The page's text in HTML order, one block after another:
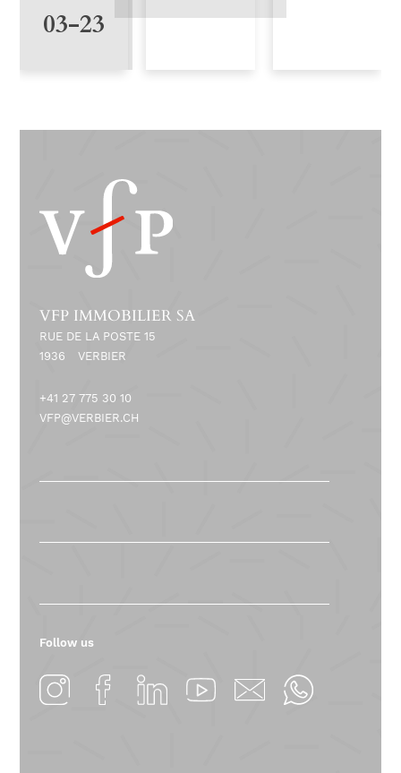
03-23
VFP IMMOBILIER SA
RUE DE LA POSTE 15
1936
VERBIER
+41 27 775 30 10
VFP@VERBIER.CH
Follow us